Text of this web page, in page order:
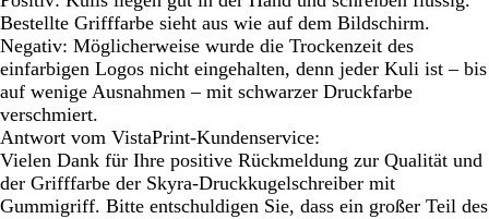
Bestellte Grifffarbe sieht aus wie auf dem Bildschirm.
Negativ: Möglicherweise wurde die Trockenzeit des
einfarbigen Logos nicht eingehalten, denn jeder Kuli ist – bis
auf wenige Ausnahmen – mit schwarzer Druckfarbe
verschmiert.
Antwort vom VistaPrint-Kundenservice:
Vielen Dank für Ihre positive Rückmeldung zur Qualität und
der Grifffarbe der Skyra-Druckkugelschreiber mit
Gummigriff. Bitte entschuldigen Sie, dass ein großer Teil des